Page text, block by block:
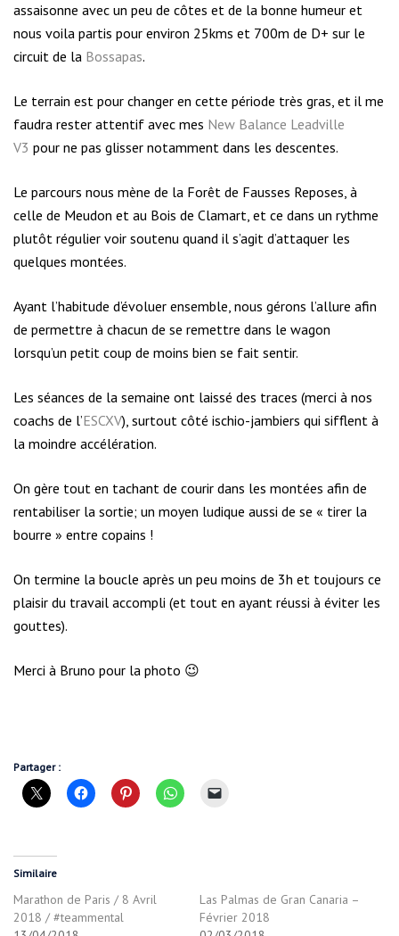
assaisonne avec un peu de côtes et de la bonne humeur et
nous voila partis pour environ 25kms et 700m de D+ sur le
circuit de la Bossapas.
Le terrain est pour changer en cette période très gras, et il me
faudra rester attentif avec mes New Balance Leadville
V3 pour ne pas glisser notamment dans les descentes.
Le parcours nous mène de la Forêt de Fausses Reposes, à
celle de Meudon et au Bois de Clamart, et ce dans un rythme
plutôt régulier voir soutenu quand il s’agit d’attaquer les
quelques montées.
Ayant l’habitude d’évoluer ensemble, nous gérons l’allure afin
de permettre à chacun de se remettre dans le wagon
lorsqu’un petit coup de moins bien se fait sentir.
Les séances de la semaine ont laissé des traces (merci à nos
coachs de l’ESCXV), surtout côté ischio-jambiers qui sifflent à
la moindre accélération.
On gère tout en tachant de courir dans les montées afin de
rentabiliser la sortie; un moyen ludique aussi de se « tirer la
bourre » entre copains !
On termine la boucle après un peu moins de 3h et toujours ce
plaisir du travail accompli (et tout en ayant réussi à éviter les
gouttes).
Merci à Bruno pour la photo 😉
Partager :
Similaire
Marathon de Paris / 8 Avril
2018 / #teammental
Las Palmas de Gran Canaria –
Février 2018